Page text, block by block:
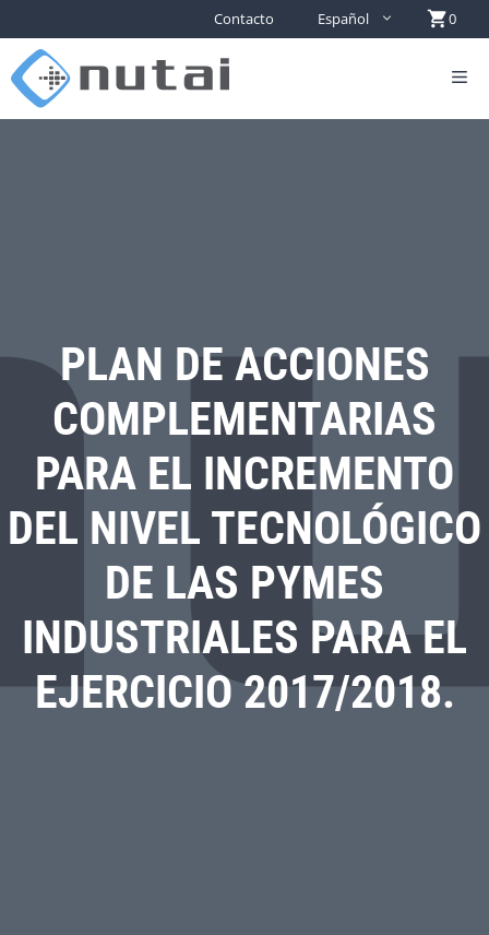
Contacto Español 0
PLAN DE ACCIONES
COMPLEMENTARIAS
PARA EL INCREMENTO
DEL NIVEL TECNOLÓGICO
DE LAS PYMES
INDUSTRIALES PARA EL
EJERCICIO 2017/2018.